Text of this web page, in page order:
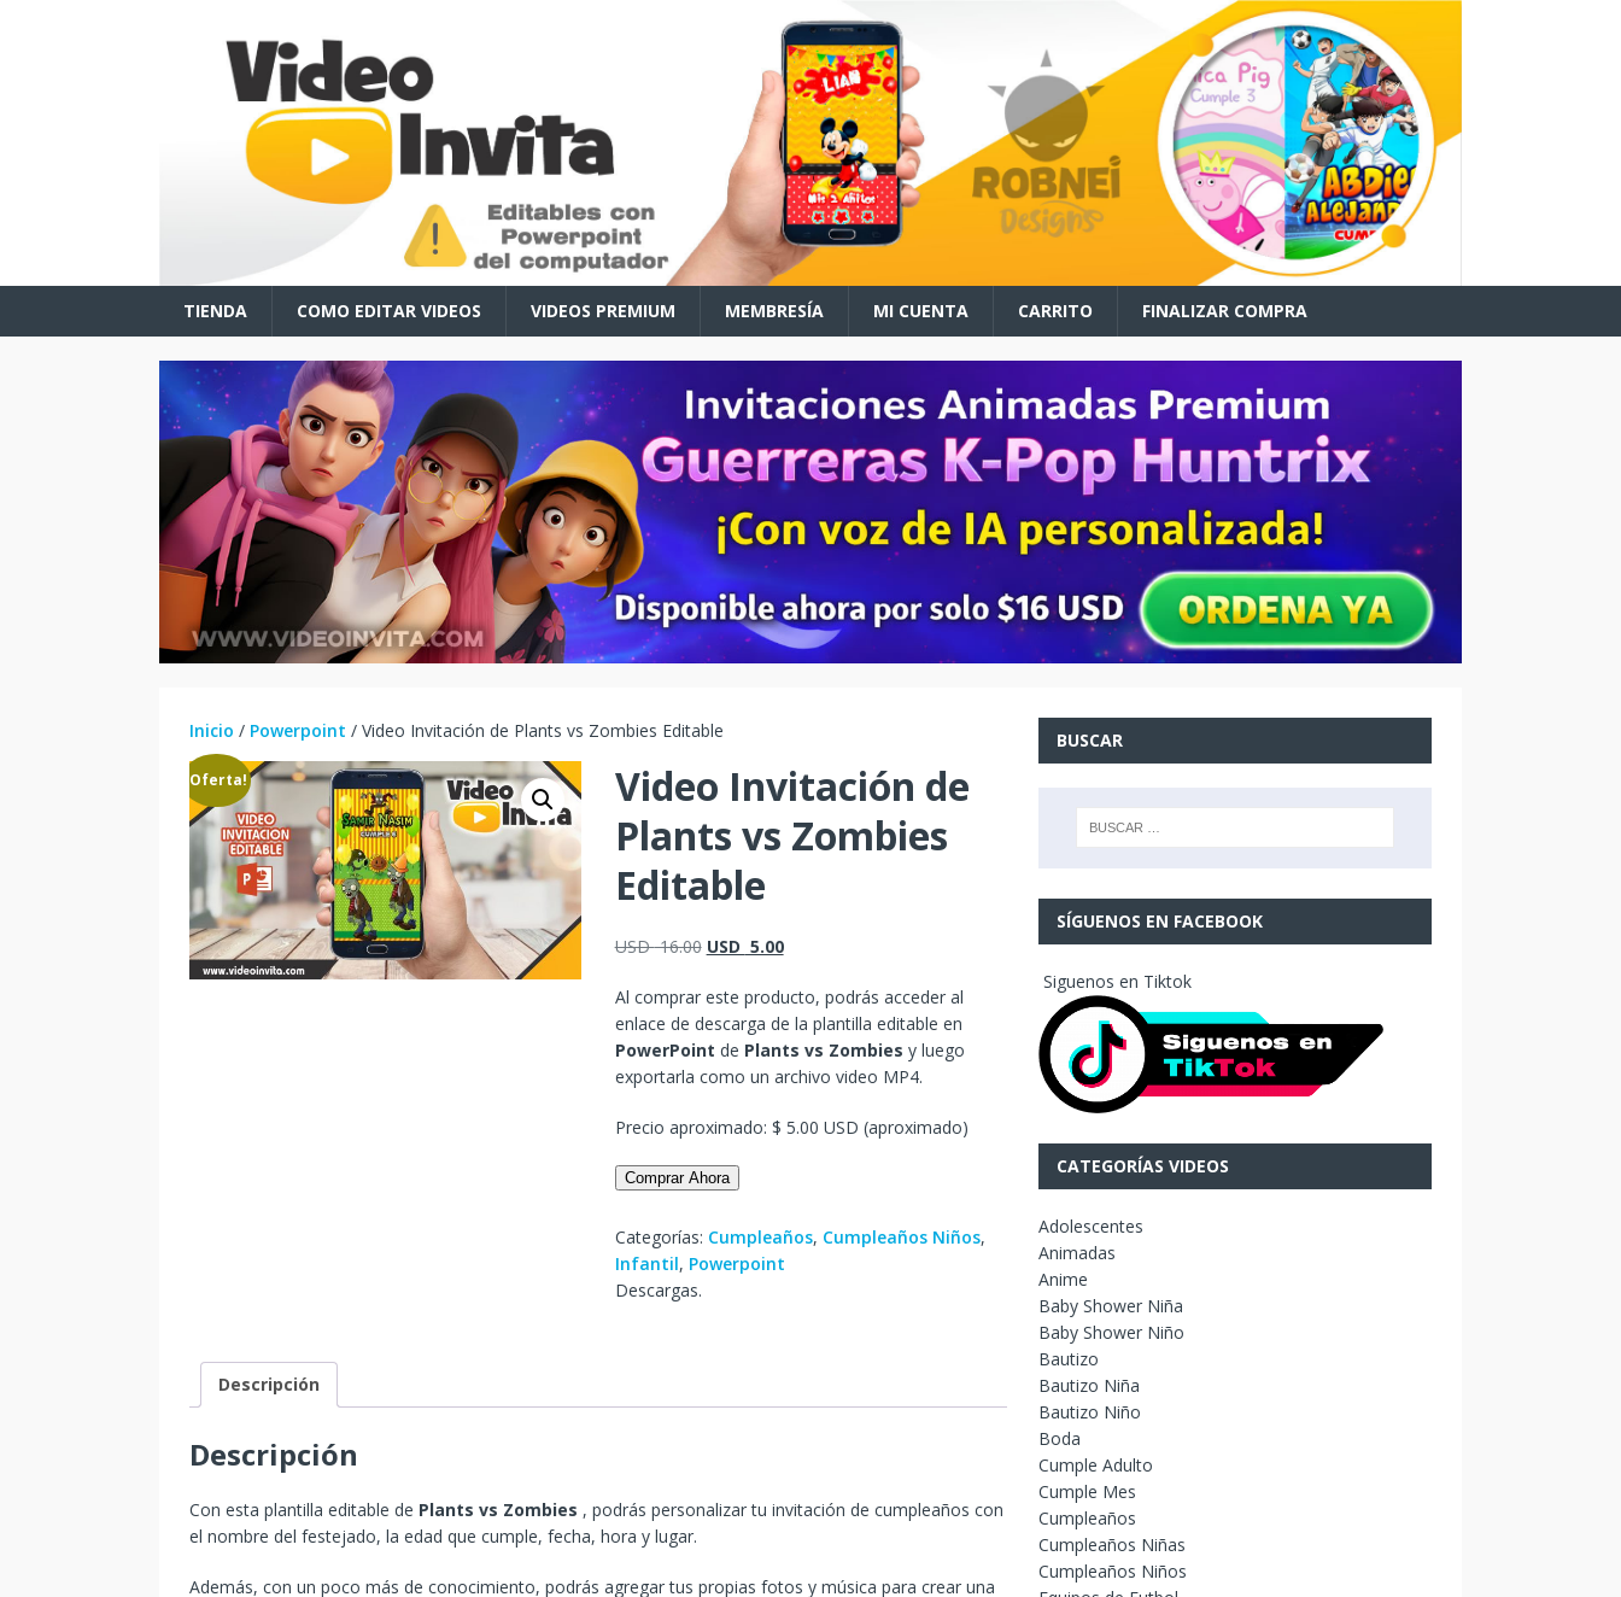
TIENDA COMO EDITAR VIDEOS VIDEOS PREMIUM MEMBRESÍA MI CUENTA CARRITO FINALIZAR COMPRA
Inicio / Powerpoint / Video Invitación de Plants vs Zombies Editable
¡Oferta!
Video Invitación de
Plants vs Zombies
Editable
USD16.00 USD 5.00
Al comprar este producto, podrás acceder al
enlace de descarga de la plantilla editable en
PowerPoint de Plants vs Zombies y luego
exportarla como un archivo video MP4.
Precio aproximado: $ 5.00 USD (aproximado)
Comprar Ahora
Categorías: Cumpleaños, Cumpleaños Niños,
Infantil, Powerpoint
Descargas.
Descripción
Descripción
Con esta plantilla editable de Plants vs Zombies , podrás personalizar tu invitación de cumpleaños con
el nombre del festejado, la edad que cumple, fecha, hora y lugar.
Además, con un poco más de conocimiento, podrás agregar tus propias fotos y música para crear una
BUSCAR
SÍGUENOS EN FACEBOOK
Siguenos en Tiktok
CATEGORÍAS VIDEOS
Adolescentes
Animadas
Anime
Baby Shower Niña
Baby Shower Niño
Bautizo
Bautizo Niña
Bautizo Niño
Boda
Cumple Adulto
Cumple Mes
Cumpleaños
Cumpleaños Niñas
Cumpleaños Niños